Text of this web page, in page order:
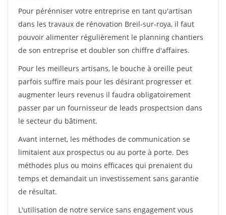
Pour pérénniser votre entreprise en tant qu'artisan
dans les travaux de rénovation Breil-sur-roya, il faut
pouvoir alimenter régulièrement le planning chantiers
de son entreprise et doubler son chiffre d'affaires.
Pour les meilleurs artisans, le bouche à oreille peut
parfois suffire mais pour les désirant progresser et
augmenter leurs revenus il faudra obligatoirement
passer par un fournisseur de leads prospectsion dans
le secteur du bâtiment.
Avant internet, les méthodes de communication se
limitaient aux prospectus ou au porte à porte. Des
méthodes plus ou moins efficaces qui prenaient du
temps et demandait un investissement sans garantie
de résultat.
L'utilisation de notre service sans engagement vous